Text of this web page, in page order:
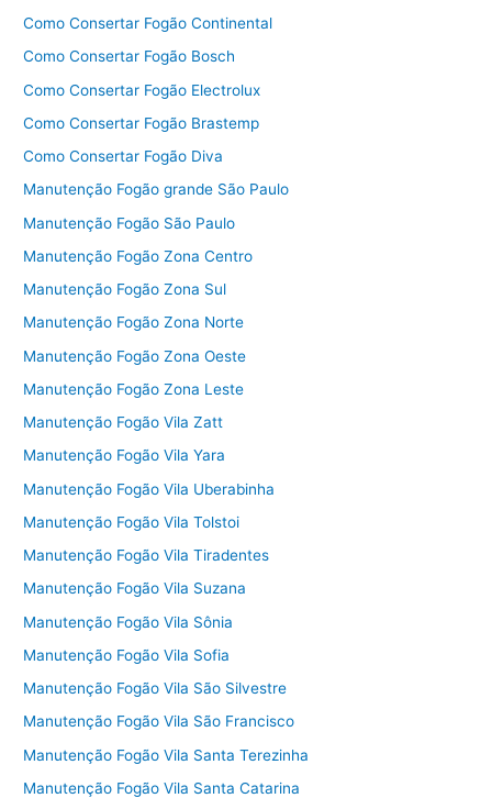
Como Consertar Fogão Continental
Como Consertar Fogão Bosch
Como Consertar Fogão Electrolux
Como Consertar Fogão Brastemp
Como Consertar Fogão Diva
Manutenção Fogão grande São Paulo
Manutenção Fogão São Paulo
Manutenção Fogão Zona Centro
Manutenção Fogão Zona Sul
Manutenção Fogão Zona Norte
Manutenção Fogão Zona Oeste
Manutenção Fogão Zona Leste
Manutenção Fogão Vila Zatt
Manutenção Fogão Vila Yara
Manutenção Fogão Vila Uberabinha
Manutenção Fogão Vila Tolstoi
Manutenção Fogão Vila Tiradentes
Manutenção Fogão Vila Suzana
Manutenção Fogão Vila Sônia
Manutenção Fogão Vila Sofia
Manutenção Fogão Vila São Silvestre
Manutenção Fogão Vila São Francisco
Manutenção Fogão Vila Santa Terezinha
Manutenção Fogão Vila Santa Catarina